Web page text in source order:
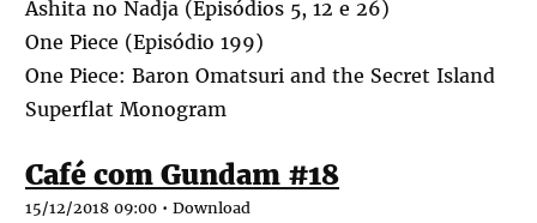
Ashita no Nadja (Episódios 5, 12 e 26)
One Piece (Episódio 199)
One Piece: Baron Omatsuri and the Secret Island
Superflat Monogram
Café com Gundam #18
15/12/2018 09:00 • Download